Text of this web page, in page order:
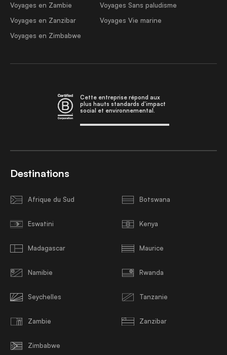
Voyages en Zambie
Voyages en Zanzibar
Voyages en Zimbabwe
Voyages Sans paludisme
Voyages Vie marine
Cette entreprise répond aux
plus hauts standards d'impact
social et environnemental.
Destinations
Afrique du Sud Botswana
Eswatini Kenya
Madagascar Maurice
Namibie Rwanda
Seychelles Tanzanie
Zambie Zanzibar
Zimbabwe